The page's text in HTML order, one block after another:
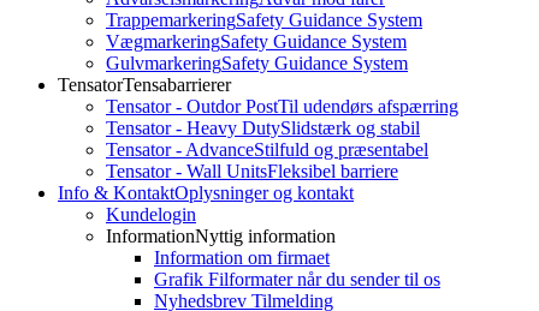
TrappemarkeringSafety Guidance System
VægmarkeringSafety Guidance System
GulvmarkeringSafety Guidance System
TensatorTensabarrierer
Tensator - Outdor PostTil udendørs afspærring
Tensator - Heavy DutySlidstærk og stabil
Tensator - AdvanceStilfuld og præsentabel
Tensator - Wall UnitsFleksibel barriere
Info & KontaktOplysninger og kontakt
Kundelogin
InformationNyttig information
Information om firmaet
Grafik Filformater når du sender til os
Nyhedsbrev Tilmelding